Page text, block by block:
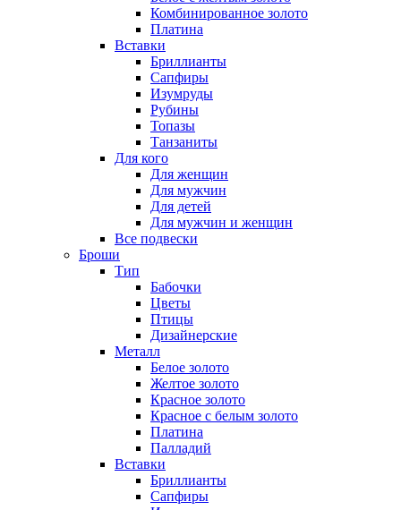
Комбинированное золото
Платина
Вставки
Бриллианты
Сапфиры
Изумруды
Рубины
Топазы
Танзаниты
Для кого
Для женщин
Для мужчин
Для детей
Для мужчин и женщин
Все подвески
Броши
Тип
Бабочки
Цветы
Птицы
Дизайнерские
Металл
Белое золото
Желтое золото
Красное золото
Красное с белым золото
Платина
Палладий
Вставки
Бриллианты
Сапфиры